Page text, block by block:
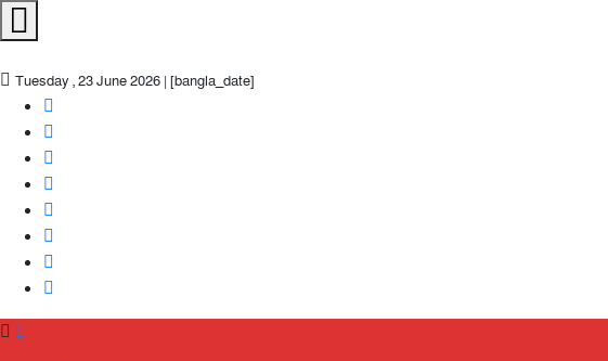
Tuesday , 23 June 2026 | [bangla_date]